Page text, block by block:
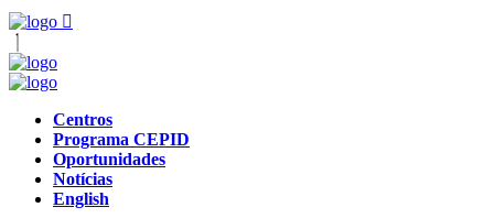
Centros
Programa CEPID
Oportunidades
Notícias
English